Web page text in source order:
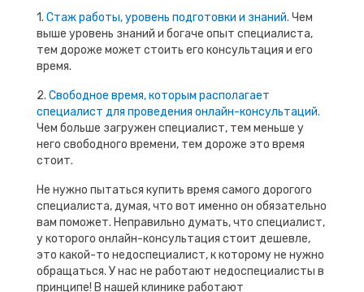
1. Стаж работы, уровень подготовки и знаний. Чем
выше уровень знаний и богаче опыт специалиста,
тем дороже может стоить его консультация и его
время.
2. Свободное время, которым располагает
специалист для проведения онлайн-консультаций.
Чем больше загружен специалист, тем меньше у
него свободного времени, тем дороже это время
стоит.
Не нужно пытаться купить время самого дорогого
специалиста, думая, что вот именно он обязательно
вам поможет. Неправильно думать, что специалист,
у которого онлайн-консультация стоит дешевле,
это какой-то недоспециалист, к которому не нужно
обращаться. У нас не работают недоспециалисты в
принципе! В нашей клинике работают